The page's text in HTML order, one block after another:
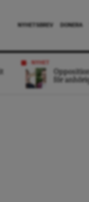
NYHETSBREV DONERA
NYHET
för